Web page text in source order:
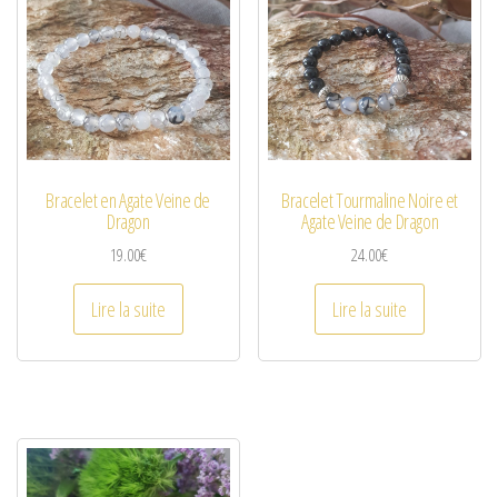
Bracelet en Agate Veine de
Dragon
19.00€
Lire la suite
Bracelet Tourmaline Noire et
Agate Veine de Dragon
24.00€
Lire la suite